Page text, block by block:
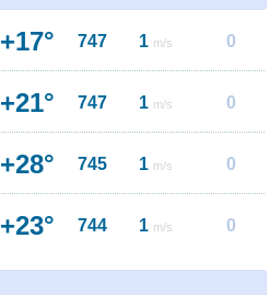
+17° 747 1 m/s 0
+21° 747 1 m/s 0
+28° 745 1 m/s 0
+23° 744 1 m/s 0